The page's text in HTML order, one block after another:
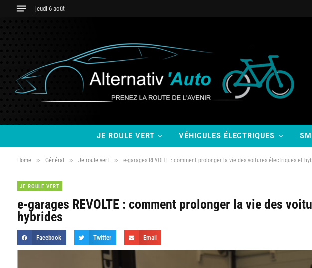
jeudi 6 août
JE ROULE VERT VÉHICULES ÉLECTRIQUES
Home » Général » Je roule vert » e-garages REVOLTE : comment prolonger la vie des voitures électriques et
JE ROULE VERT
e-garages REVOLTE : comment prolonger la vie des
hybrides
Facebook Twitter Email